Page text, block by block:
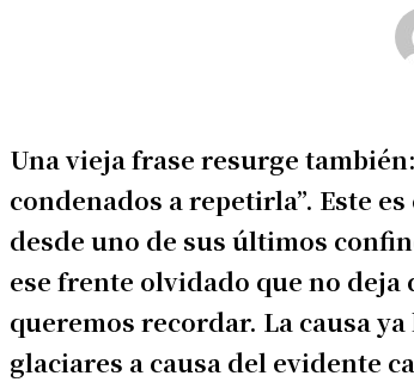
Una vieja frase resurge
condenados a repetirla”. Este
desde uno de sus últimos
ese frente olvidado que no deja
queremos recordar. La causa
glaciares a causa del evidente